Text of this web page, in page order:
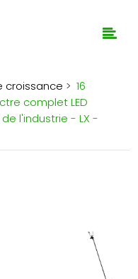
croissance > 16
complet LED
l'industrie - LX -